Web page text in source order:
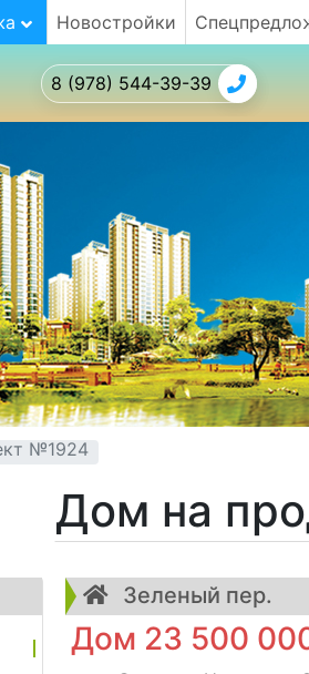
Новостройки
8 (978) 544-39-39
№1924
Дом на
Зеленый пер.
Дом 23 500